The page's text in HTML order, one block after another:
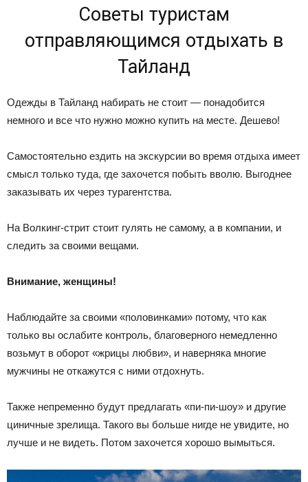
Советы туристам
отправляющимся отдыхать в
Тайланд
Одежды в Тайланд набирать не стоит — понадобится
немного и все что нужно можно купить на месте. Дешево!
Самостоятельно ездить на экскурсии во время отдыха имеет
смысл только туда, где захочется побыть вволю. Выгоднее
заказывать их через турагентства.
На Волкинг-стрит стоит гулять не самому, а в компании, и
следить за своими вещами.
Внимание, женщины!
Наблюдайте за своими «половинками» потому, что как
только вы ослабите контроль, благоверного немедленно
возьмут в оборот «жрицы любви», и наверняка многие
мужчины не откажутся с ними отдохнуть.
Также непременно будут предлагать «пи-пи-шоу» и другие
циничные зрелища. Такого вы больше нигде не увидите, но
лучше и не видеть. Потом захочется хорошо вымыться.